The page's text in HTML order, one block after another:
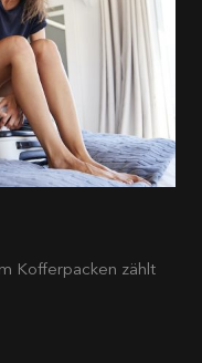
Kofferpacken zählt